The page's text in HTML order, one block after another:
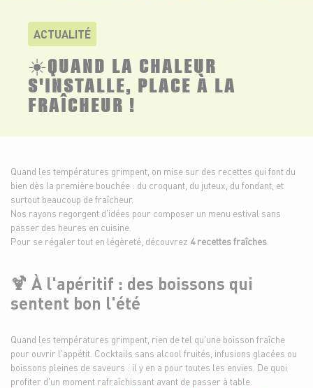
ACTUALITÉ
☀️QUAND LA CHALEUR
S'INSTALLE, PLACE À LA
FRAÎCHEUR !
Quand les températures grimpent, on mise sur des recettes qui font du
bien dès la première bouchée : du croquant, du juteux, du fondant, et
surtout beaucoup de fraîcheur.
Nos rayons regorgent d’idées pour composer un menu estival sans
passer des heures en cuisine.
Pour se régaler tout en légèreté, découvrez 4 recettes fraîches
🍹 À l'apéritif : des boissons qui
sentent bon l'été
Quand les températures grimpent, rien de tel qu'une boisson fraîche
pour ouvrir l'appétit. Cocktails sans alcool fruités, infusions glacées ou
boissons pleines de saveurs : il y en a pour toutes les envies. De quoi
profiter d'un moment rafraîchissant avant de passer à table.